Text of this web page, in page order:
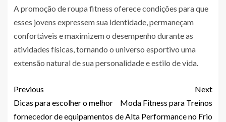
A promoção de roupa fitness oferece condições para que
esses jovens expressem sua identidade, permaneçam
confortáveis e maximizem o desempenho durante as
atividades físicas, tornando o universo esportivo uma
extensão natural de sua personalidade e estilo de vida.
Previous
Dicas para escolher o melhor
fornecedor de equipamentos
Next
Moda Fitness para Treinos
de Alta Performance no Frio